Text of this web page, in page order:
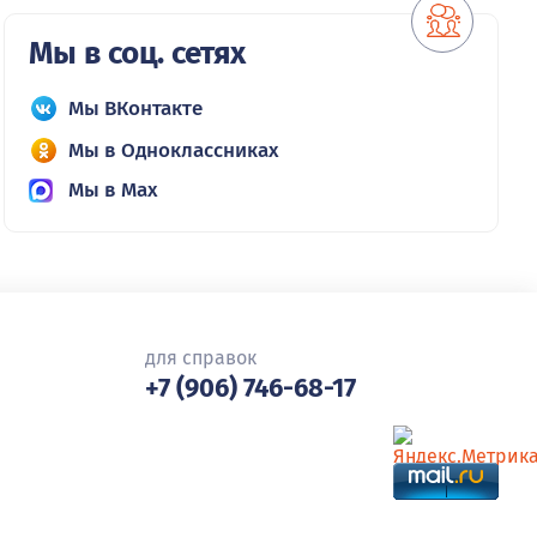
Мы в соц. сетях
Мы ВКонтакте
Мы в Одноклассниках
Мы в Max
для справок
+7 (906) 746-68-17